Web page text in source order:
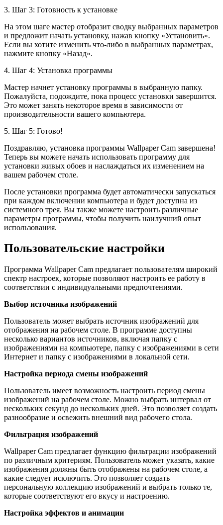
3. Шаг 3: Готовность к установке
На этом шаге мастер отобразит сводку выбранных параметров
и предложит начать установку, нажав кнопку «Установить».
Если вы хотите изменить что-либо в выбранных параметрах,
нажмите кнопку «Назад».
4. Шаг 4: Установка программы
Мастер начнет установку программы в выбранную папку.
Пожалуйста, подождите, пока процесс установки завершится.
Это может занять некоторое время в зависимости от
производительности вашего компьютера.
5. Шаг 5: Готово!
Поздравляю, установка программы Wallpaper Cam завершена!
Теперь вы можете начать использовать программу для
установки живых обоев и наслаждаться их изменением на
вашем рабочем столе.
После установки программа будет автоматически запускаться
при каждом включении компьютера и будет доступна из
системного трея. Вы также можете настроить различные
параметры программы, чтобы получить наилучший опыт
использования.
Пользовательские настройки
Программа Wallpaper Cam предлагает пользователям широкий
спектр настроек, которые позволяют настроить ее работу в
соответствии с индивидуальными предпочтениями.
Выбор источника изображений
Пользователь может выбрать источник изображений для
отображения на рабочем столе. В программе доступны
несколько вариантов источников, включая папку с
изображениями на компьютере, папку с изображениями в сети
Интернет и папку с изображениями в локальной сети.
Настройка периода смены изображений
Пользователь имеет возможность настроить период смены
изображений на рабочем столе. Можно выбрать интервал от
нескольких секунд до нескольких дней. Это позволяет создать
разнообразие и освежить внешний вид рабочего стола.
Фильтрация изображений
Wallpaper Cam предлагает функцию фильтрации изображений
по различным критериям. Пользователь может указать, какие
изображения должны быть отображены на рабочем столе, а
какие следует исключить. Это позволяет создать
персональную коллекцию изображений и выбрать только те,
которые соответствуют его вкусу и настроению.
Настройка эффектов и анимации